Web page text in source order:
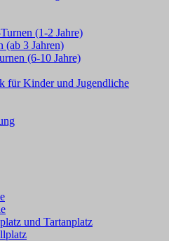
(1-2 Jahre)
(ab 3 Jahren)
(6-10 Jahre)
für Kinder und Jugendliche
und Tartanplatz